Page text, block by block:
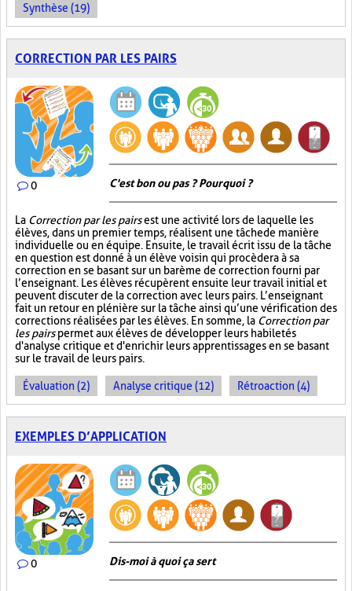
Synthèse (19)
CORRECTION PAR LES PAIRS
0 C'est bon ou pas ? Pourquoi ?
La Correction par les pairsest une activité lors de laquelle les
élèves, dans un premier temps, réalisent une tâche de manière
individuelle ou en équipe. Ensuite, le travail écrit issu de la tâche
en question est donné à un élève voisin qui procèdera à sa
correction en se basant sur un barème de correction fourni par
l’enseignant. Les élèves récupèrent ensuite leur travail initial et
peuvent discuter de la correction avec leurs pairs. L’enseignant
fait un retour en plénière sur la tâche ainsi qu’une vérification des
corrections réalisées par les élèves. En somme, la Correction par
les pairspermet aux élèves de développer leurs habiletés
d'analyse critique et d'enrichir leurs apprentissages en se basant
sur le travail de leurs pairs.
Évaluation (2) Analyse critique (12) Rétroaction (4)
EXEMPLES D’APPLICATION
0 Dis-moi à quoi ça sert